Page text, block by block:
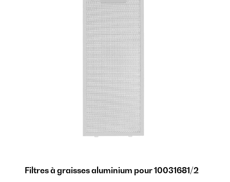
Filtres à graisses aluminium pour 10031681/2